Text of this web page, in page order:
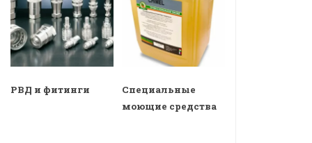
РВД и фитинги
Специальные
моющие средства